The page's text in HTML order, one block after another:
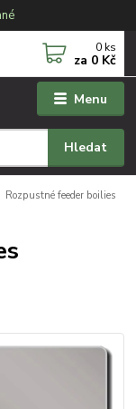
Menu
Hledat
0 ks
za 0 Kč
Rozpustné feeder boilies